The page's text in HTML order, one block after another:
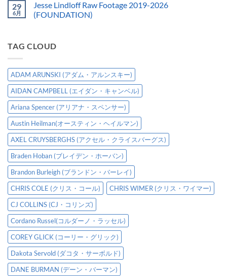
29
6月
Jesse Lindloff Raw Footage 2019-2026
(FOUNDATION)
TAG CLOUD
ADAM ARUNSKI (アダム・アルンスキー)
AIDAN CAMPBELL (エイダン・キャンベル)
Ariana Spencer (アリアナ・スペンサー)
Austin Heilman(オースティン・ヘイルマン)
AXEL CRUYSBERGHS (アクセル・クライスバーグス)
Braden Hoban (ブレイデン・ホーバン)
Brandon Burleigh (ブランドン・バーレイ)
CHRIS COLE (クリス・コール)
CHRIS WIMER (クリス・ワイマー)
CJ COLLINS (CJ・コリンズ)
Cordano Russel(コルダーノ・ラッセル)
COREY GLICK (コーリー・グリック)
Dakota Servold (ダコタ・サーボルド)
DANE BURMAN (デーン・バーマン)